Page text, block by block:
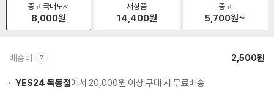
중고 국내도서
8,000원
새상품
14,400원
중고
5,700원~
배송비 2,500원
YES24 목동점에서 20,000원 이상 구매 시 무료배송